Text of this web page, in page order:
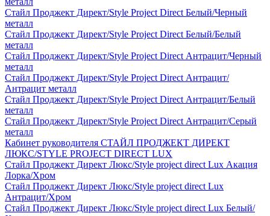
Стайл Проджект Директ/Style Project Direct Белый/Черный
металл
Стайл Проджект Директ/Style Project Direct Белый/Белый
металл
Стайл Проджект Директ/Style Project Direct Антрацит/Черный
металл
Стайл Проджект Директ/Style Project Direct Антрацит/
Антрацит металл
Стайл Проджект Директ/Style Project Direct Антрацит/Белый
металл
Стайл Проджект Директ/Style Project Direct Антрацит/Серый
металл
Кабинет руководителя СТАЙЛ ПРОДЖЕКТ ДИРЕКТ
ЛЮКС/STYLE PROJECT DIRECT LUX
Стайл Проджект Директ Люкс/Style project direct Lux Акация
Лорка/Хром
Стайл Проджект Директ Люкс/Style project direct Lux
Антрацит/Хром
Стайл Проджект Директ Люкс/Style project direct Lux Белый/